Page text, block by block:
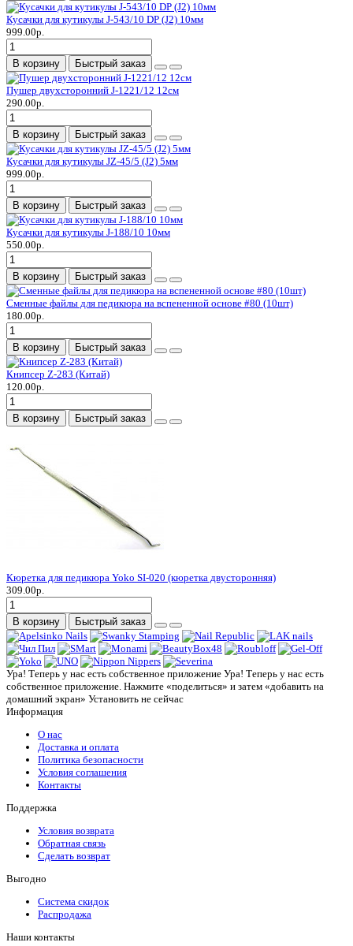
Кусачки для кутикулы J-543/10 DP (J2) 10мм
999.00р.
В корзину Быстрый заказ
Пушер двухсторонний J-1221/12 12см
290.00р.
В корзину Быстрый заказ
Кусачки для кутикулы JZ-45/5 (J2) 5мм
999.00р.
В корзину Быстрый заказ
Кусачки для кутикулы J-188/10 10мм
550.00р.
В корзину Быстрый заказ
Сменные файлы для педикюра на вспененной основе #80 (10шт)
180.00р.
В корзину Быстрый заказ
Книпсер Z-283 (Китай)
120.00р.
В корзину Быстрый заказ
Кюретка для педикюра Yoko SI-020 (кюретка двусторонняя)
309.00р.
В корзину Быстрый заказ
Ура! Теперь у нас есть собственное приложение Ура! Теперь у нас есть
собственное приложение. Нажмите «поделиться» и затем «добавить на
домашний экран» Установить не сейчас
Информация
О нас
Доставка и оплата
Политика безопасности
Условия соглашения
Контакты
Поддержка
Условия возврата
Обратная связь
Сделать возврат
Выгодно
Система скидок
Распродажа
Наши контакты